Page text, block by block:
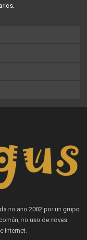
no ano 2002 por un grupo
no uso de novas
Internet.